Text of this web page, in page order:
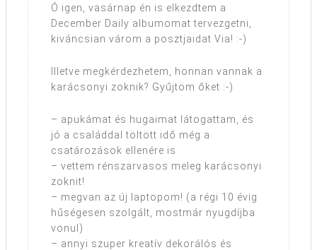
Ó igen, vasárnap én is elkezdtem a
December Daily albumomat tervezgetni,
kiváncsian várom a posztjaidat Via! :-)
Illetve megkérdezhetem, honnan vannak a
karácsonyi zoknik? Gyűjtöm őket :-)
– apukámat és hugaimat látogattam, és
jó a családdal töltött idő még a
csatározások ellenére is
– vettem rénszarvasos meleg karácsonyi
zoknit!
– megvan az új laptopom! (a régi 10 évig
hűségesen szolgált, mostmár nyugdíjba
vonul)
– annyi szuper kreatív dekorálós és